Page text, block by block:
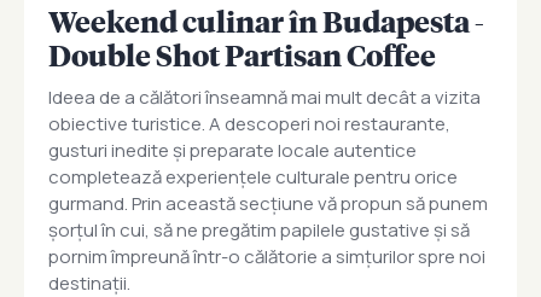
Weekend culinar în Budapesta -
Double Shot Partisan Coffee
Ideea de a călători înseamnă mai mult decât a vizita
obiective turistice. A descoperi noi restaurante,
gusturi inedite și preparate locale autentice
completează experiențele culturale pentru orice
gurmand. Prin această secțiune vă propun să punem
șorțul în cui, să ne pregătim papilele gustative și să
pornim împreună într-o călătorie a simțurilor spre noi
destinații.